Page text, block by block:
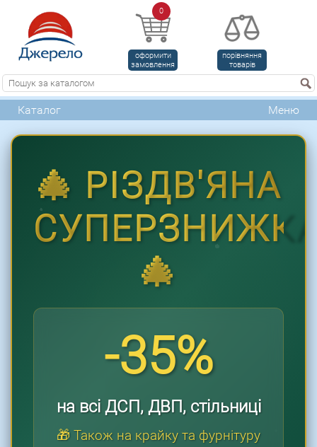
0
оформити
замовлення
порівняння
товарів
Каталог Меню
🎄 РІЗДВ'ЯНА
🎄
-35%
на всі ДСП, ДВП, стільниці
🎁 Також на крайку та фурнітуру